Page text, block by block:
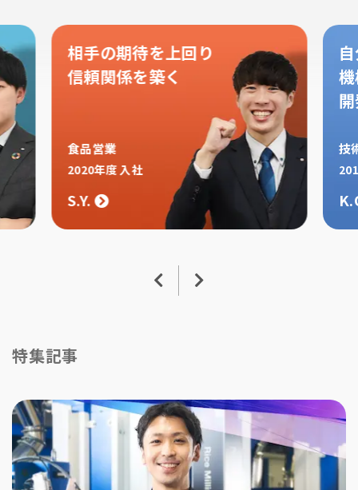
相手の期待を上回り
信頼関係を築く
食品営業
2020年度 入社
S.Y.
技
特集記事